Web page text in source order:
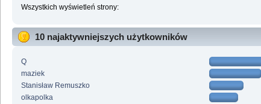
Wszystkich wyświetleń strony:
10 najaktywniejszych użytkowników
Q
maziek
Stanisław Remuszko
olkapolka